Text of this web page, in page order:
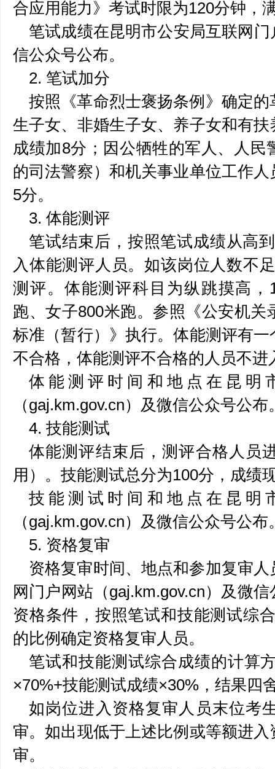
合应用能力》考试时限为120分钟，
笔试成绩在昆明市公安局互联网
信公众号公布。
2. 笔试加分
按照《革命烈士褒扬条例》确定
生子女、非婚生子女、养子女和有
成绩加8分；因公牺牲的军人、人
的司法警察）和机关事业单位工作
5分。
3. 体能测评
笔试结束后，按照笔试成绩从高
入体能测评人员。如该岗位人数不
测评。体能测评科目为纵跳摸高
跑、女子800米跑。参照《公安机
标准（暂行）》执行。体能测评有
不合格，体能测评不合格的人员不进
体能测评时间和地点在昆明
（gaj.km.gov.cn）及微信公众号公布
4. 技能测试
体能测评结束后，测评合格人员
用）。技能测试总分为100分，成绩
技能测试时间和地点在昆明
（gaj.km.gov.cn）及微信公众号公布
5. 资格复审
资格复审时间、地点和参加复审
网门户网站（gaj.km.gov.cn）及微
资格条件，按照笔试和技能测试综
的比例确定资格复审人员。
笔试和技能测试综合成绩的计算
×70%+技能测试成绩×30%，结果四
如岗位进入资格复审人员末位考
审。如出现低于上述比例或等额进
审。